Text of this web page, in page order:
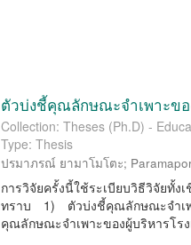
ตัวบ่งชี้คุณลักษณะจำเพาะขอ
Collection: Theses (Ph.D) -
Type: Thesis
ปรมาภรณ์ ยามาโมโตะ;
การวิจัยครั้งนี้ใช้ระเบียบวิธีวิจัยทั้
ทราบ 1) ตัวบ่งชี้คุณลักษณะจำเ
คุณลักษณะจำเพาะของผู้บริหารโรง